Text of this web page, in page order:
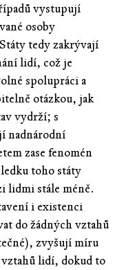
vystupují
osoby
tedy zakrývají
lidí, což je
spolupráci a
otázkou, jak
vydrží; s
nadnárodní
zase fenomén
toho státy
lidmi stále méně.
i existenci
do žádných vztahů
zvyšují míru
lidí, dokud to